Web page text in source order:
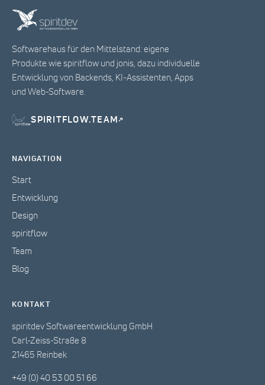
Softwarehaus für den Mittelstand: eigene
Produkte wie spiritflow und jonis, dazu individuelle
Entwicklung von Backends, KI-Assistenten, Apps
und Web-Software.
SPIRITFLOW.TEAM↗
NAVIGATION
Start
Entwicklung
Design
spiritflow
Team
Blog
KONTAKT
spiritdev Softwareentwicklung GmbH
Carl-Zeiss-Straße 8
21465 Reinbek
+49 (0) 40 53 00 51 66